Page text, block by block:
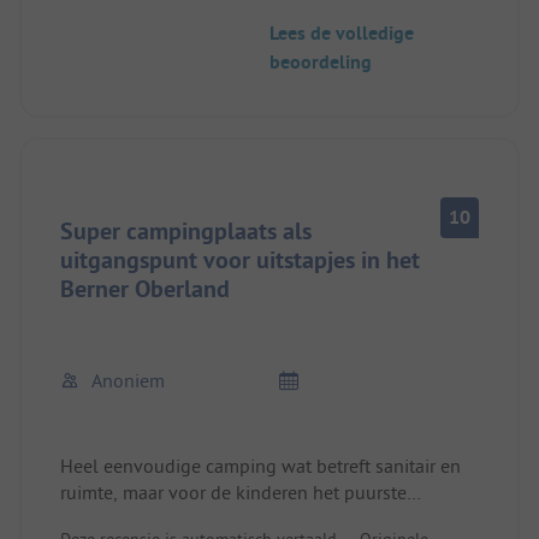
minigolf, klimtoren, bowlingpiste, ontzettend
leuke kinderspeeltuin, heerlijk restaurant...uitzicht
Lees de volledige
beoordeling
Super campingplaats als
uitgangspunt voor uitstapjes in het
Berner Oberland
10
Anoniem
Heel eenvoudige camping wat betreft sanitair en
ruimte, maar voor de kinderen het puurste